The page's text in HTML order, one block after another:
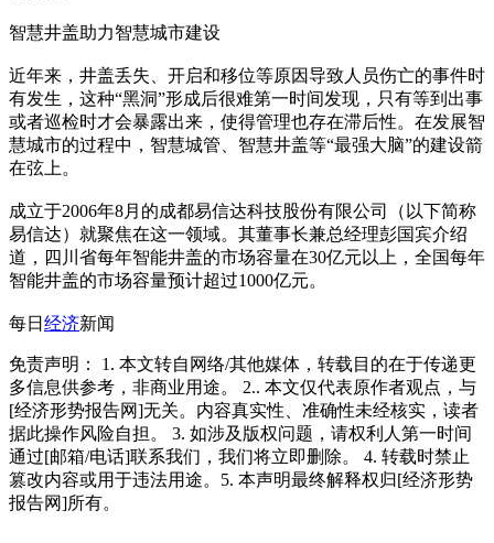
智慧井盖助力智慧城市建设
近年来，井盖丢失、开启和移位等原因导致人员伤亡的事件时
有发生，这种“黑洞”形成后很难第一时间发现，只有等到出事
或者巡检时才会暴露出来，使得管理也存在滞后性。在发展智
慧城市的过程中，智慧城管、智慧井盖等“最强大脑”的建设箭
在弦上。
成立于2006年8月的成都易信达科技股份有限公司（以下简称
易信达）就聚焦在这一领域。其董事长兼总经理彭国宾介绍
道，四川省每年智能井盖的市场容量在30亿元以上，全国每年
智能井盖的市场容量预计超过1000亿元。
每日 经济新闻
免责声明： 1. 本文转自网络/其他媒体，转载目的在于传递更
多信息供参考，非商业用途。 2.. 本文仅代表原作者观点，与
[经济形势报告网]无关。内容真实性、准确性未经核实，读者
据此操作风险自担。 3. 如涉及版权问题，请权利人第一时间
通过[邮箱/电话]联系我们，我们将立即删除。 4. 转载时禁止
篡改内容或用于违法用途。5. 本声明最终解释权归[经济形势
报告网]所有。